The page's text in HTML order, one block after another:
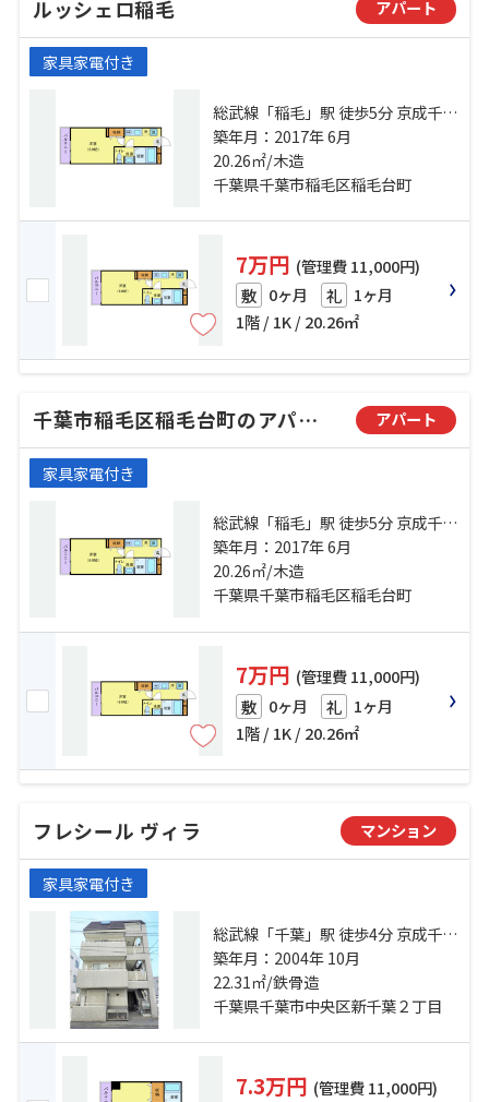
ルッシェロ稲毛 アパート
家具家電付き
総武線「稲毛」駅 徒歩5分 京成千葉
線「京成稲毛」駅 徒歩12分 京成千
葉線「みどり台」駅 徒歩17分
築年月：2017年 6月
20.26㎡/木造
千葉県千葉市稲毛区稲毛台町
7万円 (管理費 11,000円)
敷 0ヶ月 礼 1ヶ月
1階 / 1K / 20.26㎡
千葉市稲毛区稲毛台町のアパート アパート
家具家電付き
総武線「稲毛」駅 徒歩5分 京成千葉
線「京成稲毛」駅 徒歩12分 京成千
葉線「みどり台」駅 徒歩17分
築年月：2017年 6月
20.26㎡/木造
千葉県千葉市稲毛区稲毛台町
7万円 (管理費 11,000円)
敷 0ヶ月 礼 1ヶ月
1階 / 1K / 20.26㎡
フレシール ヴィラ マンション
家具家電付き
総武線「千葉」駅 徒歩4分 京成千葉
線「新千葉」駅 徒歩6分 京成千葉線
「京成千葉」駅 徒歩7分
築年月：2004年 10月
22.31㎡/鉄骨造
千葉県千葉市中央区新千葉２丁目
7.3万円 (管理費 11,000円)